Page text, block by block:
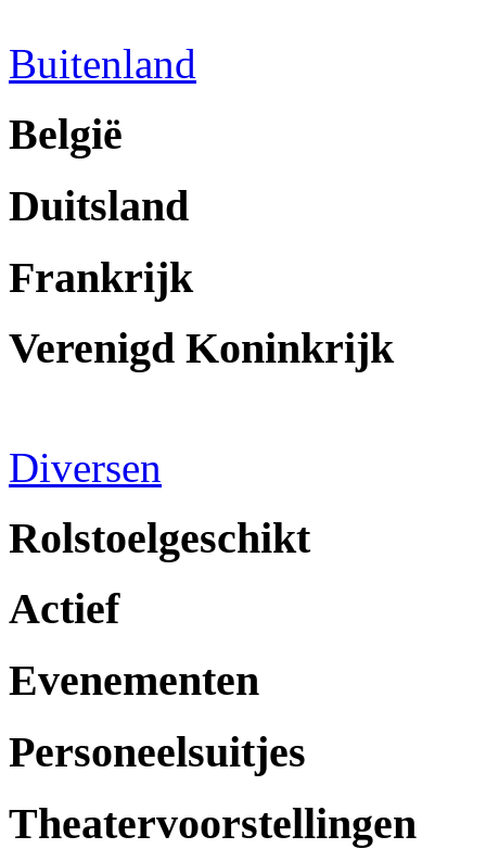
Buitenland
België
Duitsland
Frankrijk
Verenigd Koninkrijk
Diversen
Rolstoelgeschikt
Actief
Evenementen
Personeelsuitjes
Theatervoorstellingen